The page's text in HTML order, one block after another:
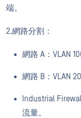
端。
2.網路分割：
網路 A：VLAN
網路 B：VLAN
Industrial
流量。